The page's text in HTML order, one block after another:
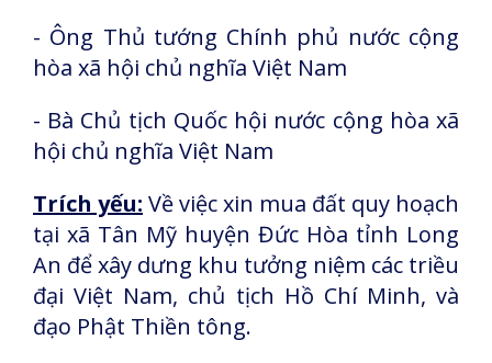
- Ông Thủ tướng Chính phủ nước cộng
hòa xã hội chủ nghĩa Việt Nam
- Bà Chủ tịch Quốc hội nước cộng hòa xã
hội chủ nghĩa Việt Nam
Trích yếu: Về việc xin mua đất quy hoạch
tại xã Tân Mỹ huyện Đức Hòa tỉnh Long
An để xây dưng khu tưởng niệm các triều
đại Việt Nam, chủ tịch Hồ Chí Minh, và
đạo Phật Thiền tông.